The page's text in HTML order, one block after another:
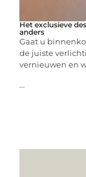
Het exclusieve
anders
Gaat u
de juiste
vernieuwen en
...